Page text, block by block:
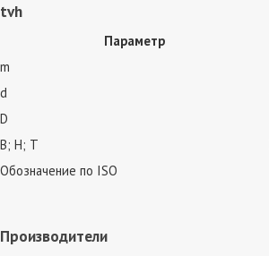
tvh
Параметр
m
d
D
В; Н; Т
Обозначение по ISO
Производители